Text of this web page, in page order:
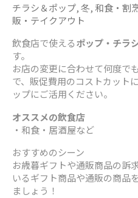
チラシ＆ポップ,冬, 和食・割
販・テイクアウト
飲食店で使えるポップ・チラ
す。
お店の変更に合わせて何度で
で、販促費用のコストカット
ップにご活用ください。
オススメの飲食店
・和食・居酒屋など
おすすめのシーン
お歳暮ギフトや通販商品の訴
いるギフト商品や通販の商品
ましょう！